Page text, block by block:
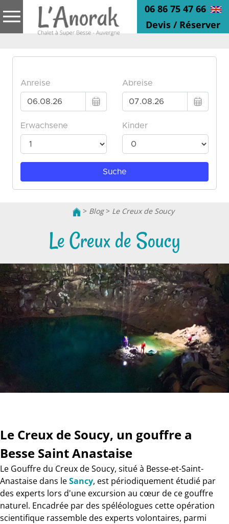
06 86 75 47 66
Devis / Réserver
> Blog> Le Creux de Soucy
Le Creux de Soucy
Le Creux de Soucy, un gouffre a
Besse Saint Anastaise
Le Gouffre du Creux de Soucy, situé à Besse-et-Saint-
Anastaise dans leSancy, est périodiquement étudié par
des experts lors d'une excursion au cœur de ce gouffre
naturel. Encadrée par des spéléologues cette opération
scientifique rassemble des experts volontaires, parmi